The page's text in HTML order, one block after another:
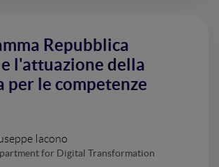
Repubblica
l'attuazione della
per le competenze
Iacono
for Digital Transformation